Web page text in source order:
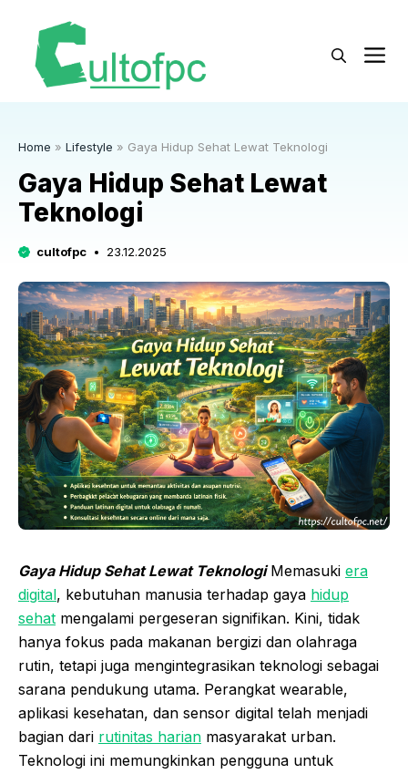
Home » Lifestyle » Gaya Hidup Sehat Lewat Teknologi
Gaya Hidup Sehat Lewat
Teknologi
cultofpc 23.12.2025
Gaya Hidup Sehat Lewat TeknologiMemasuki era
digital, kebutuhan manusia terhadap gaya hidup
sehat mengalami pergeseran signifikan. Kini, tidak
hanya fokus pada makanan bergizi dan olahraga
rutin, tetapi juga mengintegrasikan teknologi sebagai
sarana pendukung utama. Perangkat wearable,
aplikasi kesehatan, dan sensor digital telah menjadi
bagian dari rutinitas harian masyarakat urban.
Teknologi ini memungkinkan pengguna untuk